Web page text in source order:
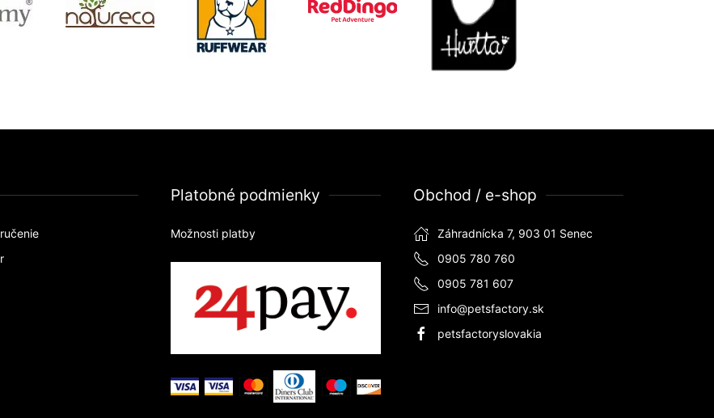
Platobné podmienky
Možnosti platby
Obchod / e-shop
Záhradnícka 7, 903 01 Senec
0905 780 760
0905 781 607
info@petsfactory.sk
petsfactoryslovakia